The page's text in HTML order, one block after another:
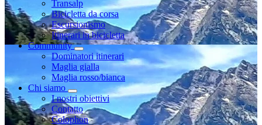
Transalp
Bicicletta da corsa
Escursionismo
Itinerari in bicicletta
Community
Dominatori itinerari
Maglia gialla
Maglia rosso/bianca
Chi siamo
I nostri obiettivi
Contatto
Colophon